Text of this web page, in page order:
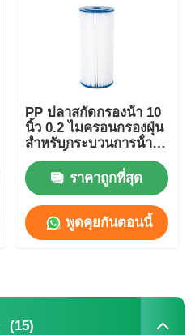
PP ปลาสกัดกรองน้ํา 10
นิ้ว 0.2 ไมครอนกรองฝุ่น
สําหรับกระบวนการน้ํา
บริสุทธิ์
ราคาถูกที่สุด
พูดคุยกันตอนนี้
(15)